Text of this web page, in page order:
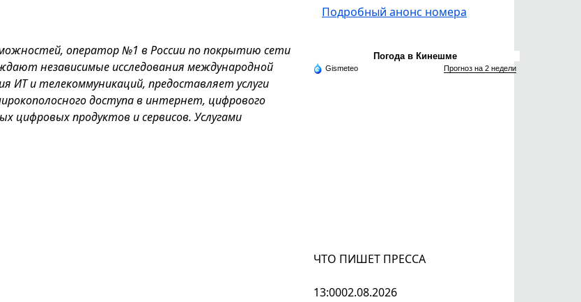
ЧТО ПИШЕТ ПРЕССА
13:0002.08.2026
оператор №1 в России по покрытию сети
независимые исследования международной
ИТ и телекоммуникаций, предоставляет услуги
доступа в интернет, цифрового
цифровых продуктов и сервисов. Услугами
Подробный анонс номера
Погода в Кинешме
Gismeteo Прогноз на 2 недели